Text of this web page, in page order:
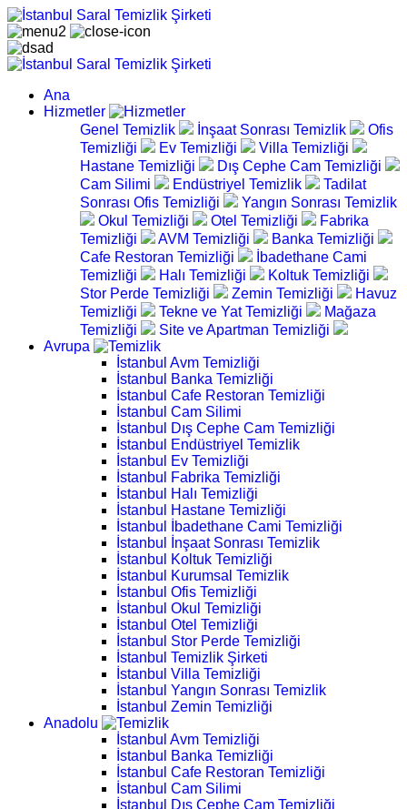
Ana
Hizmetler
Genel Temizlik
İnşaat Sonrası Temizlik
Ofis
Temizliği
Ev Temizliği
Villa Temizliği
Hastane Temizliği
Dış Cephe Cam Temizliği
Cam Silimi
Endüstriyel Temizlik
Tadilat
Sonrası Ofis Temizliği
Yangın Sonrası Temizlik
Okul Temizliği
Otel Temizliği
Fabrika
Temizliği
AVM Temizliği
Banka Temizliği
Cafe Restoran Temizliği
İbadethane Cami
Temizliği
Halı Temizliği
Koltuk Temizliği
Stor Perde Temizliği
Zemin Temizliği
Havuz
Temizliği
Tekne ve Yat Temizliği
Mağaza
Temizliği
Site ve Apartman Temizliği
Avrupa
İstanbul Avm Temizliği
İstanbul Banka Temizliği
İstanbul Cafe Restoran Temizliği
İstanbul Cam Silimi
İstanbul Dış Cephe Cam Temizliği
İstanbul Endüstriyel Temizlik
İstanbul Ev Temizliği
İstanbul Fabrika Temizliği
İstanbul Halı Temizliği
İstanbul Hastane Temizliği
İstanbul İbadethane Cami Temizliği
İstanbul İnşaat Sonrası Temizlik
İstanbul Koltuk Temizliği
İstanbul Kurumsal Temizlik
İstanbul Ofis Temizliği
İstanbul Okul Temizliği
İstanbul Otel Temizliği
İstanbul Stor Perde Temizliği
İstanbul Temizlik Şirketi
İstanbul Villa Temizliği
İstanbul Yangın Sonrası Temizlik
İstanbul Zemin Temizliği
Anadolu
İstanbul Avm Temizliği
İstanbul Banka Temizliği
İstanbul Cafe Restoran Temizliği
İstanbul Cam Silimi
İstanbul Dış Cephe Cam Temizliği